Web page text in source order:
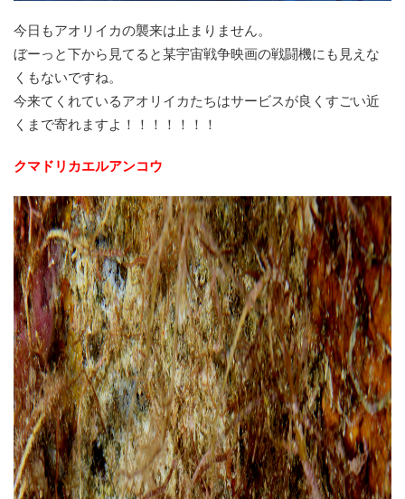
今日もアオリイカの襲来は止まりません。
ぼーっと下から見てると某宇宙戦争映画の戦闘機にも見えな
くもないですね。
今来てくれているアオリイカたちはサービスが良くすごい近
くまで寄れますよ！！！！！！！
クマドリカエルアンコウ